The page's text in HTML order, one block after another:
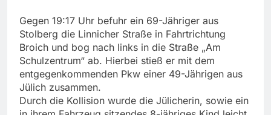
Gegen 19:17 Uhr befuhr ein 69-Jähriger aus
Stolberg die Linnicher Straße in Fahrtrichtung
Broich und bog nach links in die Straße „Am
Schulzentrum“ ab. Hierbei stieß er mit dem
entgegenkommenden Pkw einer 49-Jährigen aus
Jülich zusammen.
Durch die Kollision wurde die Jülicherin, sowie ein